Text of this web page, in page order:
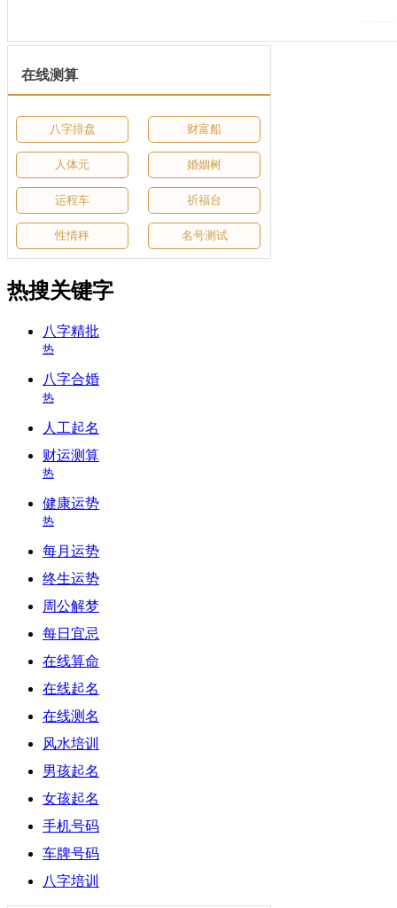
在线测算
八字排盘 财富船
人体元 婚姻树
运程车 祈福台
性情秤 名号测试
热搜关键字
八字精批
热
八字合婚
热
人工起名
财运测算
热
健康运势
热
每月运势
终生运势
周公解梦
每日宜忌
在线算命
在线起名
在线测名
风水培训
男孩起名
女孩起名
手机号码
车牌号码
八字培训